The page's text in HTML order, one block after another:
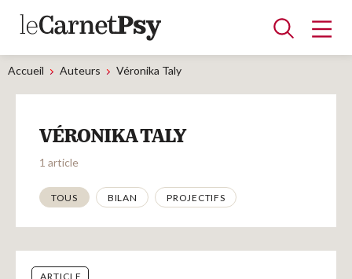
Articles
A la une
Adolescence
Dispositif
Enfance
Périnatalité
Psychanalyse
Psychopathologie
Soin
Dossiers
Accueil Auteurs Véronika Taly
VÉRONIKA TALY
1 article
Thématiques
TOUS BILAN PROJECTIFS
ARTICLE